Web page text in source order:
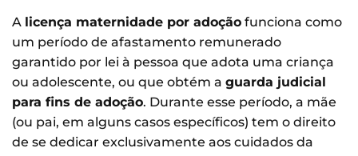
A licença maternidade por adoção funciona como
um período de afastamento remunerado
garantido por lei à pessoa que adota uma criança
ou adolescente, ou que obtém a guarda judicial
para fins de adoção. Durante esse período, a mãe
(ou pai, em alguns casos específicos) tem o direito
de se dedicar exclusivamente aos cuidados da